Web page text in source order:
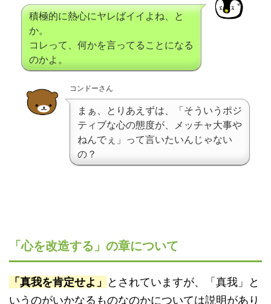
積極的に熱心にヤレばイイよね、と
か。
コレって、何かを言ってることになる
のかよ。
コンドーさん
まぁ、とりあえずは、「そういうポジ
ティブな心の態度が、メッチャ大事や
ねんでぇ」って言いたいんじゃない
の？
「心を改造する」の章について
「真我を肯定せよ」
とされていますが、「真我」と
いうのがいかなるものなのかについては説明があり